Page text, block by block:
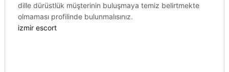
dille dürüstlük müşterinin buluşmaya temiz belirtmekte
olmaması profilinde bulunmalısınız.
izmir escort